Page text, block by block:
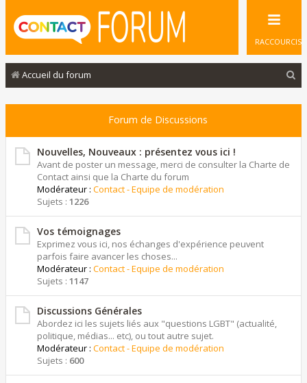
RACCOURCIS
Accueil du forum
Forum de Discussions
Nouvelles, Nouveaux : présentez vous ici !
Avant de poster un message, merci de consulter la Charte de
Contact ainsi que la Charte du forum
Modérateur : Contact - Equipe de modération
Sujets : 1226
Vos témoignages
Exprimez vous ici, nos échanges d'expérience peuvent
parfois faire avancer les choses...
Modérateur : Contact - Equipe de modération
Sujets : 1147
Discussions Générales
Abordez ici les sujets liés aux "questions LGBT" (actualité,
politique, médias... etc), ou tout autre sujet.
Modérateur : Contact - Equipe de modération
Sujets : 600